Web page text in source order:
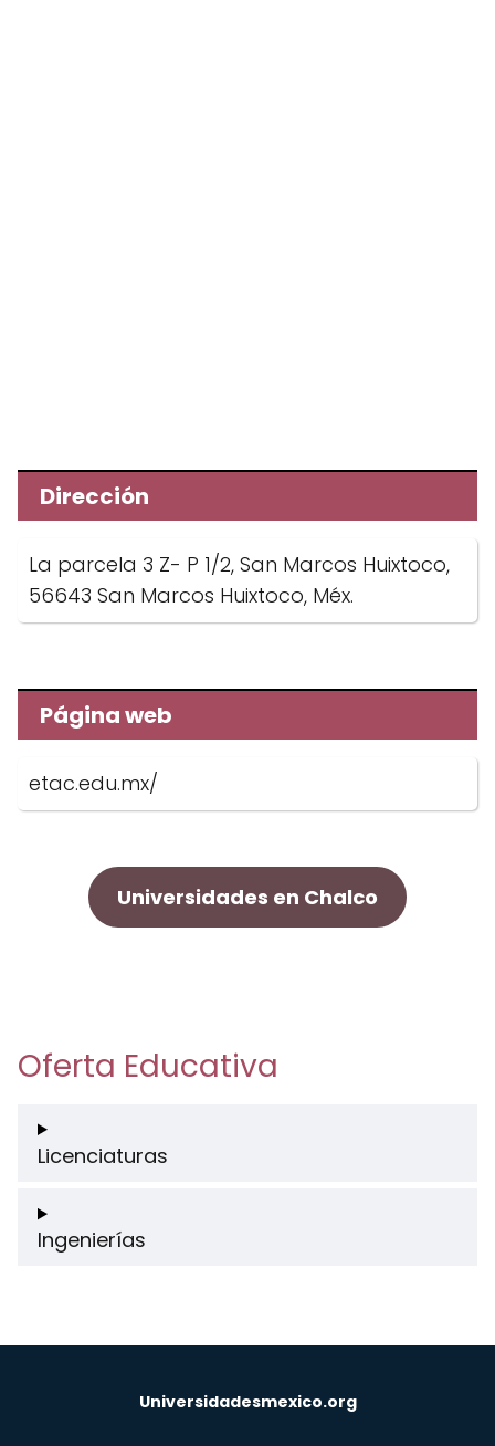
Dirección
La parcela 3 Z- P 1/2, San Marcos Huixtoco,
56643 San Marcos Huixtoco, Méx.
Página web
etac.edu.mx/
Universidades en Chalco
Oferta Educativa
Licenciaturas
Ingenierías
Universidadesmexico.org